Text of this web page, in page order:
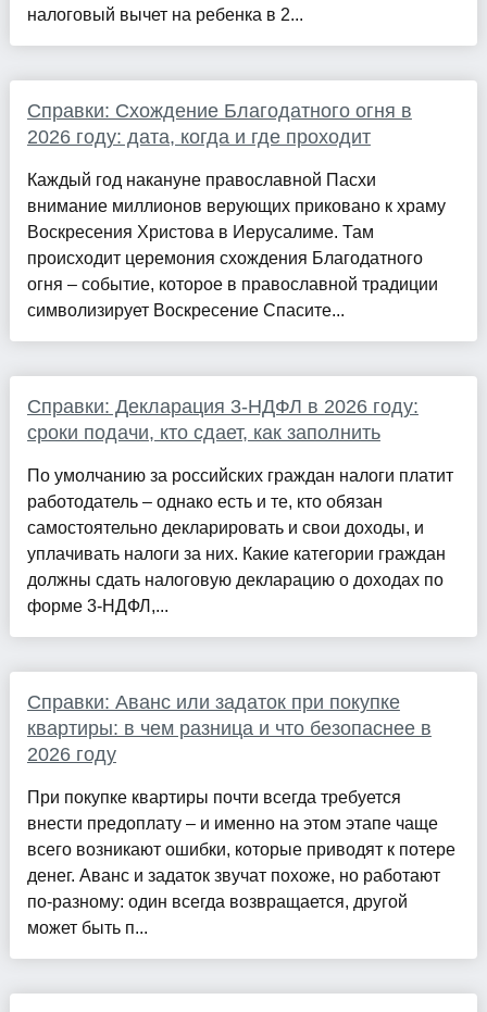
налоговый вычет на ребенка в 2...
Справки: Схождение Благодатного огня в
2026 году: дата, когда и где проходит
Каждый год накануне православной Пасхи
внимание миллионов верующих приковано к храму
Воскресения Христова в Иерусалиме. Там
происходит церемония схождения Благодатного
огня – событие, которое в православной традиции
символизирует Воскресение Спасите...
Справки: Декларация 3-НДФЛ в 2026 году:
сроки подачи, кто сдает, как заполнить
По умолчанию за российских граждан налоги платит
работодатель – однако есть и те, кто обязан
самостоятельно декларировать и свои доходы, и
уплачивать налоги за них. Какие категории граждан
должны сдать налоговую декларацию о доходах по
форме 3-НДФЛ,...
Справки: Аванс или задаток при покупке
квартиры: в чем разница и что безопаснее в
2026 году
При покупке квартиры почти всегда требуется
внести предоплату – и именно на этом этапе чаще
всего возникают ошибки, которые приводят к потере
денег. Аванс и задаток звучат похоже, но работают
по-разному: один всегда возвращается, другой
может быть п...